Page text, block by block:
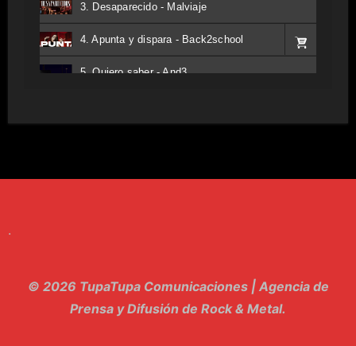
3. Desaparecido - Malviaje
4. Apunta y dispara - Back2school
5. Quiero saber - And3
12. dolor - Piel
.
© 2026 TupaTupa Comunicaciones | Agencia de
Prensa y Difusión de Rock & Metal.